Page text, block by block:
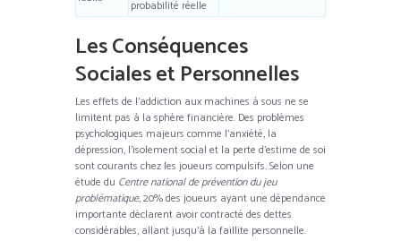
probabilité réelle
Les Conséquences
Sociales et Personnelles
Les effets de l’addiction aux machines à sous ne se
limitent pas à la sphère financière. Des problèmes
psychologiques majeurs comme l’anxiété, la
dépression, l’isolement social et la perte d’estime de soi
sont courants chez les joueurs compulsifs. Selon une
étude du Centre national de prévention du jeu
problématique, 20% des joueurs ayant une dépendance
importante déclarent avoir contracté des dettes
considérables, allant jusqu’à la faillite personnelle.